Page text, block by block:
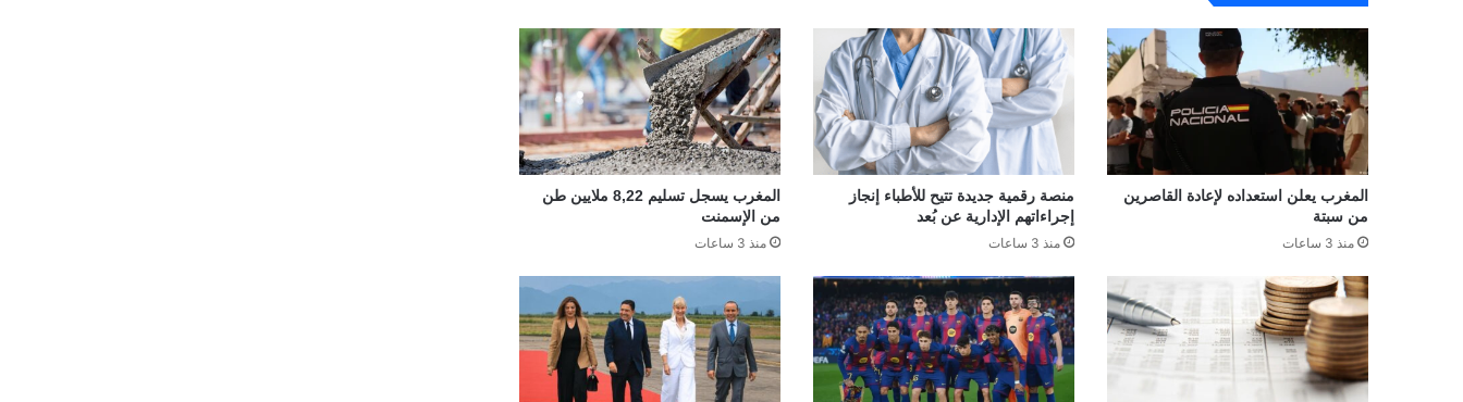
المغرب يعلن استعداده لإعادة القاصرين
من سبتة
منذ 3 ساعات
منصة رقمية جديدة تتيح للأطباء إنجاز
إجراءاتهم الإدارية عن بُعد
منذ 3 ساعات
المغرب يسجل تسليم 8,22 ملايين طن
من الإسمنت
منذ 3 ساعات